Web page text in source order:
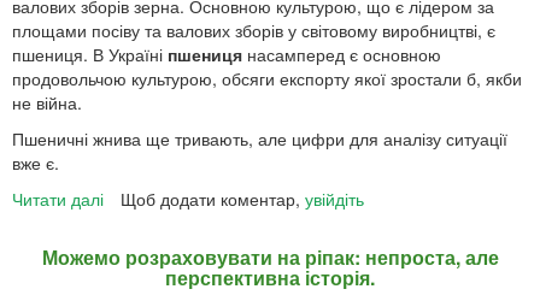
достатньо,
як
досвіду
аграріїв,
перемога
валових зборів зерна. Основною культурою, що є лідером за
площами посіву та валових зборів у світовому виробництві, є
пшениця. В Україні пшениця насамперед є основною
продовольчою культурою, обсяги експорту якої зростали б, якби
не війна.
Пшеничні жнива ще тривають, але цифри для аналізу ситуації
вже є.
Читати далі про
соняшник:
Щоб додати коментар, увійдіть
Можемо розраховувати на ріпак: непроста, але
перспективна історія.